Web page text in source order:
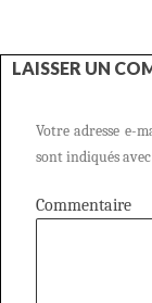
LAISSER UN
Votre adresse e-
sont indiqués avec
Commentaire